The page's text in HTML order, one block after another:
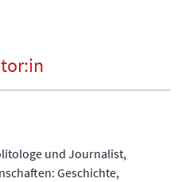
und Journalist,
Geschichte,